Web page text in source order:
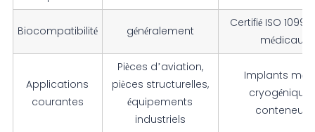
Biocompatibilité généralement
Certifié ISO
médicaux
Applications
courantes
Pièces d’aviation,
pièces structurelles,
équipements
industriels
Implants